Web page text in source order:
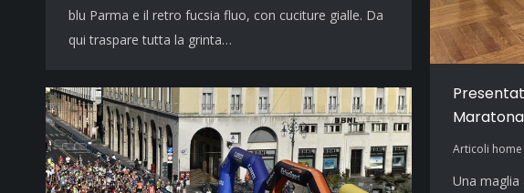
blu Parma e il retro fucsia fluo, con cuciture gialle. Da
qui traspare tutta la grinta…
Articoli home
Una